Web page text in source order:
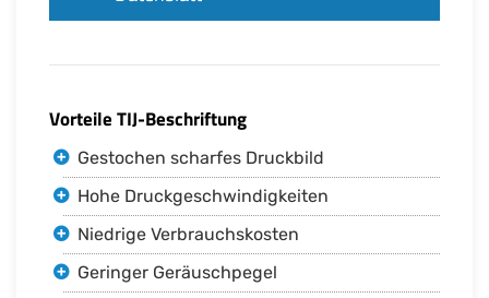
Vorteile TIJ-Beschriftung
Gestochen scharfes Druckbild
Hohe Druckgeschwindigkeiten
Niedrige Verbrauchskosten
Geringer Geräuschpegel